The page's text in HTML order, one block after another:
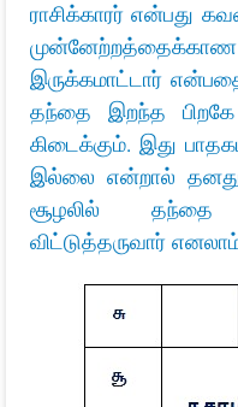
ராசிக்காரர் என்பது
இருக்கமாட்டார் என்பதை
தந்தை இறந்த
கிடைக்கும். இது
இல்லை என்றால்
சூழலில் தந்தை
விட்டுத்தருவார்